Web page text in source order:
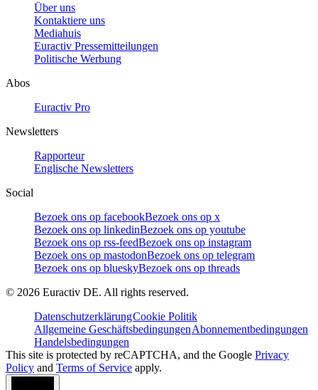
Über uns
Kontaktiere uns
Mediahuis
Euractiv Pressemitteilungen
Politische Werbung
Abos
Euractiv Pro
Newsletters
Rapporteur
Englische Newsletters
Social
Bezoek ons op facebookBezoek ons op x
Bezoek ons op linkedinBezoek ons op youtube
Bezoek ons op rss-feedBezoek ons op instagram
Bezoek ons op mastodonBezoek ons op telegram
Bezoek ons op blueskyBezoek ons op threads
© 2026 Euractiv DE. All rights reserved.
DatenschutzerklärungCookie Politik
Allgemeine GeschäftsbedingungenAbonnementbedingungen
Handelsbedingungen
This site is protected by reCAPTCHA, and the Google Privacy
Policy and Terms of Service apply.